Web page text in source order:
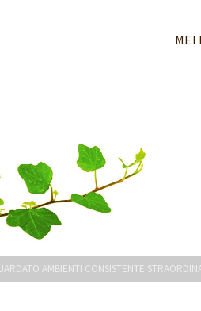
MEI
AMBIENTI CONSISTENTE